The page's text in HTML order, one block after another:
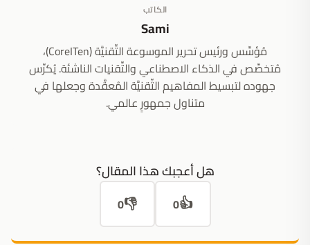
الكاتب
Sami
مُؤسِّس ورئيس تحرير الموسوعة التِّقنيَّة (CoreITen)،
مُتخصِّص في الذكاء الاصطناعي والتِّقنيات الناشئة. يُكرِّس
جهوده لتبسيط المفاهيم التِّقنيَّة المُعقَّدة وجعلها في
متناول جمهورٍ عالمي.
هل أعجبك هذا المقال؟
👍
0
👎
0